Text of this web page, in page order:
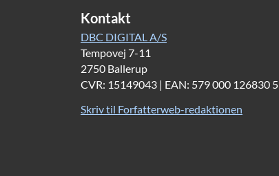
Kontakt
DBC DIGITAL A/S
Tempovej 7-11
2750 Ballerup
CVR: 15149043 | EAN: 579 000 126830 5
Skriv til Forfatterweb-redaktionen